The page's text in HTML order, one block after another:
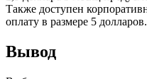
Также доступен
оплату в размере 5 долларов.
Вывод